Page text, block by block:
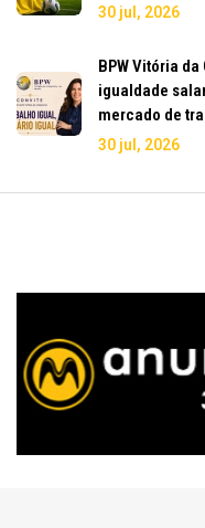
30 jul, 2026
BPW Vitória
igualdade
mercado de
30 jul, 2026